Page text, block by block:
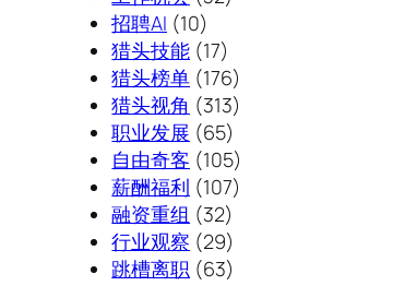
招聘AI (10)
猎头技能 (17)
猎头榜单 (176)
猎头视角 (313)
职业发展 (65)
自由奇客 (105)
薪酬福利 (107)
融资重组 (32)
行业观察 (29)
跳槽离职 (63)